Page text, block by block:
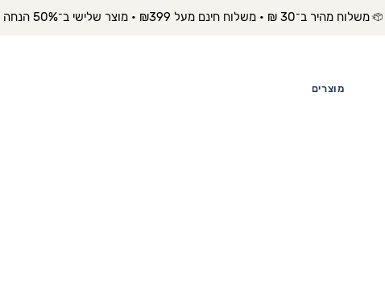
משלוח מהיר ב־30 ₪ • משלוח חינם מעל ₪399 • מוצר שלישי ב־50% הנחה
מוצרים